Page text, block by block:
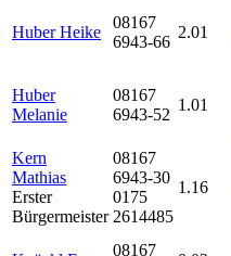
Huber Heike
08167
6943-66
2.01
Huber
Melanie
08167
6943-52
1.01
Kern
Mathias
Erster
Bürgermeister
08167
6943-30
0175
2614485
1.16
08167